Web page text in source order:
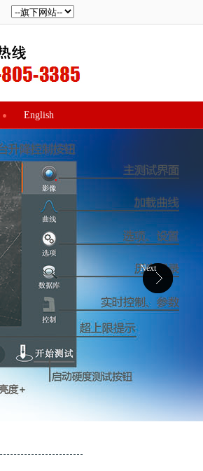
English
Next